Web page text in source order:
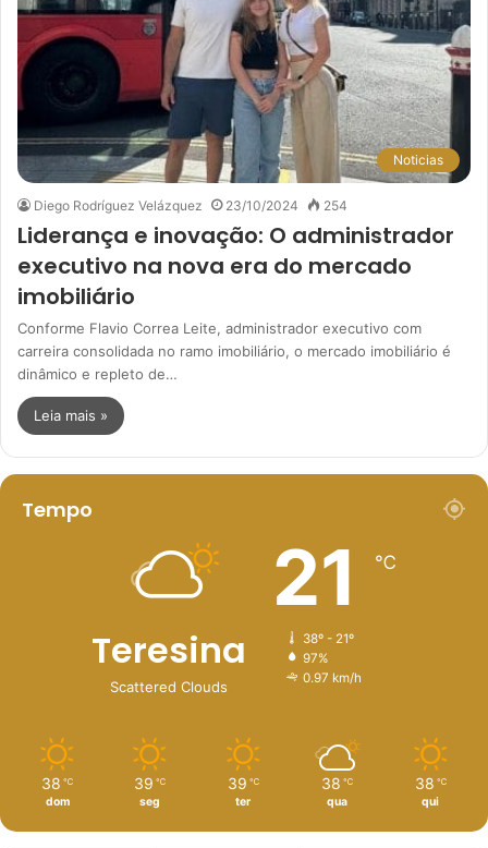
Noticias
Diego Rodríguez Velázquez 23/10/2024 254
Liderança e inovação: O administrador
executivo na nova era do mercado
imobiliário
Conforme Flavio Correa Leite, administrador executivo com
carreira consolidada no ramo imobiliário, o mercado imobiliário é
dinâmico e repleto de…
Leia mais »
Tempo
Teresina
Scattered Clouds
21 ℃
38º - 21º
97%
0.97 km/h
38 ℃
dom
39 ℃
seg
39 ℃
ter
38 ℃
qua
38 ℃
qui